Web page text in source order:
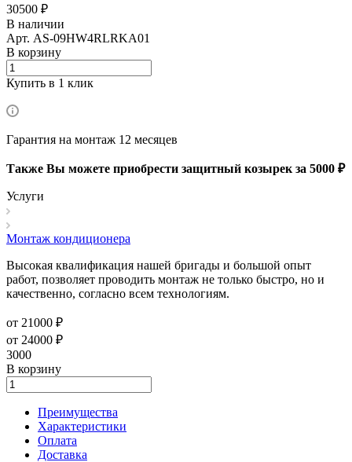
30500 ₽
В наличии
Арт. AS-09HW4RLRKA01
В корзину
Купить в 1 клик
Гарантия на монтаж 12 месяцев
Также Вы можете приобрести защитный козырек за 5000 ₽
Услуги
Монтаж кондиционера
Высокая квалификация нашей бригады и большой опыт
работ, позволяет проводить монтаж не только быстро, но и
качественно, согласно всем технологиям.
от 21000 ₽
от 24000 ₽
3000
В корзину
Преимущества
Характеристики
Оплата
Доставка